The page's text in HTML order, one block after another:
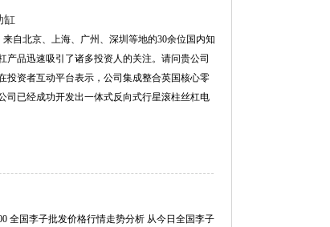
缸
自北京、上海、广州、深圳等地的30余位国内知
品迅速吸引了诸多投资人的关注。请问贵公司
投资者互动平台表示，公司集成整合英国核心零
司已经成功开发出一体式反向式行星滚柱丝杠电
全国李子批发价格行情走势分析 从今日全国李子